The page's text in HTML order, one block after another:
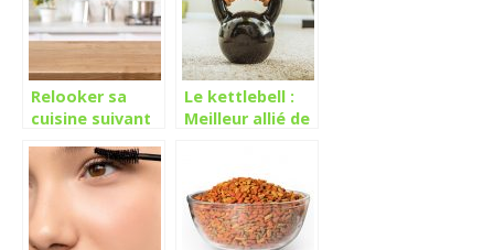
Relooker sa
cuisine suivant
Le kettlebell :
Meilleur allié de